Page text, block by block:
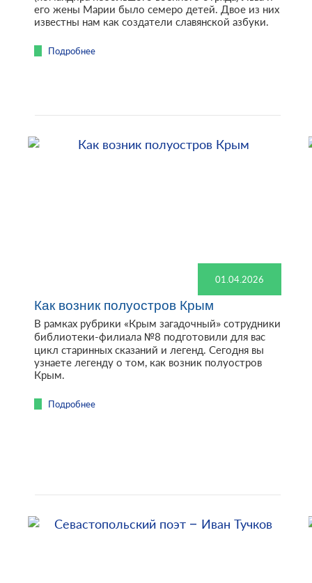
его жены Марии было семеро детей. Двое из них
известны нам как создатели славянской азбуки.
Подробнее
01.04.2026
Как возник полуостров Крым
В рамках рубрики «Крым загадочный» сотрудники
библиотеки-филиала №8 подготовили для вас
цикл старинных сказаний и легенд. Сегодня вы
узнаете легенду о том, как возник полуостров
Крым.
Подробнее